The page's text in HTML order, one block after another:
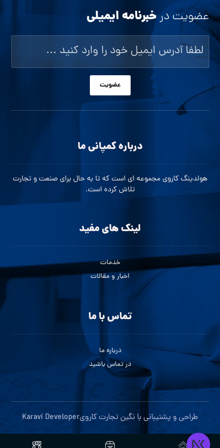
عضویت درخبرنامه ایمیلی
عضویت
درباره کمپانی ما
هولدینگ کاروی مجموعه ای است که تا به حال برای صنعت و تجارت
تلاش کرده است.
لینک های مفید
خدمات
اخبار و مقالات
تماس با ما
درباره ما
در تماس باشید
طراحی و پشتیبانی با نگین تجارت کارویKaravi Developer